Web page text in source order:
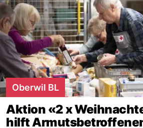
Oberwil BL
Aktion «2 x
hilft